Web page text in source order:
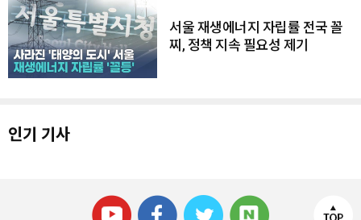
서울 재생에너지 자립률 전국 꼴
찌, 정책 지속 필요성 제기
인기 기사